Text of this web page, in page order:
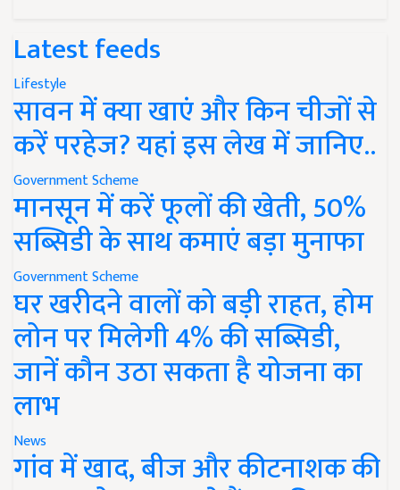
Latest feeds
Lifestyle
सावन में क्या खाएं और किन चीजों से
करें परहेज? यहां इस लेख में जानिए..
Government Scheme
मानसून में करें फूलों की खेती, 50%
सब्सिडी के साथ कमाएं बड़ा मुनाफा
Government Scheme
घर खरीदने वालों को बड़ी राहत, होम
लोन पर मिलेगी 4% की सब्सिडी,
जानें कौन उठा सकता है योजना का
लाभ
News
गांव में खाद, बीज और कीटनाशक की